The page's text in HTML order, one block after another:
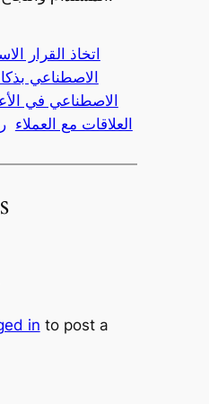
اتخاذ القرار
الاصطناعي
الاصطناعي في
العلاقات مع العملاء
in to post a